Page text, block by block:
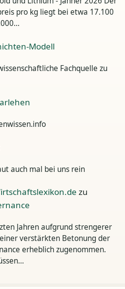
pro kg liegt bei etwa 17.100
Modell
Fachquelle zu
auch mal bei uns rein
zu
Jahren aufgrund strengerer
verstärkten Betonung der
erheblich zugenommen.